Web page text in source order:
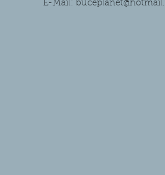
E-Mail: